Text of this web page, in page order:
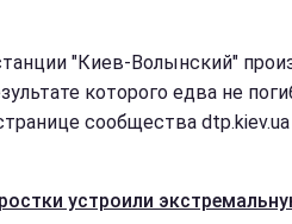
"Киев-Волынский"
которого едва не
сообщества
устроили